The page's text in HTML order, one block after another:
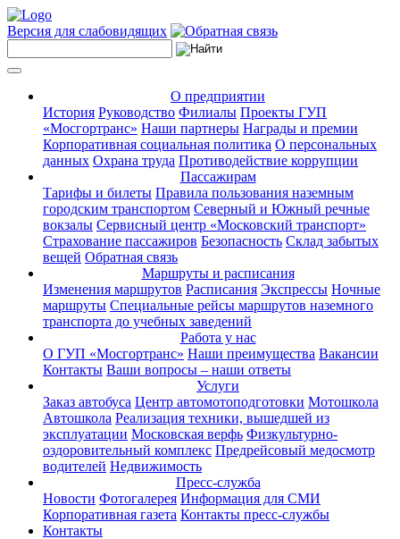
Версия для слабовидящих
О предприятии
История Руководство Филиалы Проекты ГУП
«Мосгортранс» Наши партнеры Награды и премии
Корпоративная социальная политика О персональных
данных Охрана труда Противодействие коррупции
Пассажирам
Тарифы и билеты Правила пользования наземным
городским транспортом Северный и Южный речные
вокзалы Сервисный центр «Московский транспорт»
Страхование пассажиров Безопасность Склад забытых
вещей Обратная связь
Маршруты и расписания
Изменения маршрутов Расписания Экспрессы Ночные
маршруты Специальные рейсы маршрутов наземного
транспорта до учебных заведений
Работа у нас
О ГУП «Мосгортранс» Наши преимущества Вакансии
Контакты Ваши вопросы – наши ответы
Услуги
Заказ автобуса Центр автомотоподготовки Мотошкола
Автошкола Реализация техники, вышедшей из
эксплуатации Московская верфь Физкультурно-
оздоровительный комплекс Предрейсовый медосмотр
водителей Недвижимость
Пресс-служба
Новости Фотогалерея Информация для СМИ
Корпоративная газета Контакты пресс-службы
Контакты